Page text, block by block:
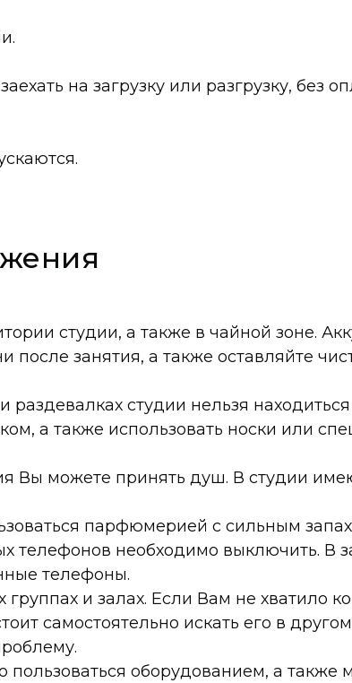
на загрузку или разгрузку, без
студии, а также в чайной зоне.
после занятия, а также оставляйте
раздевалках студии нельзя
а также использовать носки или
Вы можете принять душ. В студии
парфюмерией с сильным
телефонов необходимо выключить. В
телефоны.
и залах. Если Вам не хватило
самостоятельно искать его в
пользоваться оборудованием, а также